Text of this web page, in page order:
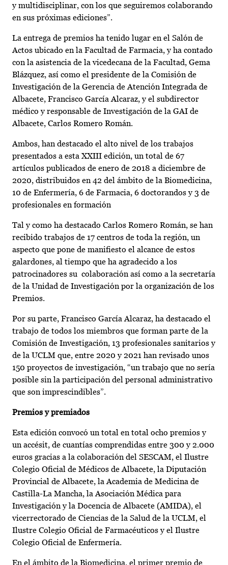
y multidisciplinar, con los que seguiremos colaborando
en sus próximas ediciones”.
La entrega de premios ha tenido lugar en el Salón de
Actos ubicado en la Facultad de Farmacia, y ha contado
con la asistencia de la vicedecana de la Facultad, Gema
Blázquez, así como el presidente de la Comisión de
Investigación de la Gerencia de Atención Integrada de
Albacete, Francisco García Alcaraz, y el subdirector
médico y responsable de Investigación de la GAI de
Albacete, Carlos Romero Román.
Ambos, han destacado el alto nivel de los trabajos
presentados a esta XXIII edición, un total de 67
artículos publicados de enero de 2018 a diciembre de
2020, distribuidos en 42 del ámbito de la Biomedicina,
10 de Enfermería, 6 de Farmacia, 6 doctorandos y 3 de
profesionales en formación
Tal y como ha destacado Carlos Romero Román, se han
recibido trabajos de 17 centros de toda la región, un
aspecto que pone de manifiesto el alcance de estos
galardones, al tiempo que ha agradecido a los
patrocinadores su colaboración así como a la secretaría
de la Unidad de Investigación por la organización de los
Premios.
Por su parte, Francisco García Alcaraz, ha destacado el
trabajo de todos los miembros que forman parte de la
Comisión de Investigación, 13 profesionales sanitarios y
de la UCLM que, entre 2020 y 2021 han revisado unos
150 proyectos de investigación, “un trabajo que no sería
posible sin la participación del personal administrativo
que son imprescindibles”.
Premios y premiados
Esta edición convocó un total en total ocho premios y
un accésit, de cuantías comprendidas entre 300 y 2.000
euros gracias a la colaboración del SESCAM, el Ilustre
Colegio Oficial de Médicos de Albacete, la Diputación
Provincial de Albacete, la Academia de Medicina de
Castilla-La Mancha, la Asociación Médica para
Investigación y la Docencia de Albacete (AMIDA), el
vicerrectorado de Ciencias de la Salud de la UCLM, el
Ilustre Colegio Oficial de Farmacéuticos y el Ilustre
Colegio Oficial de Enfermería.
En el ámbito de la Biomedicina, el primer premio de